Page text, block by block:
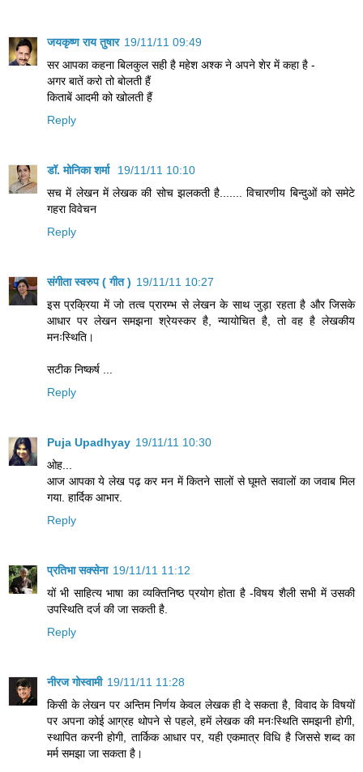
जयकृष्ण राय तुषार 19/11/11 09:49
सर आपका कहना बिलकुल सही है महेश अश्क ने अपने शेर में कहा है -
अगर बातें करो तो बोलती हैं
किताबें आदमी को खोलती हैं
Reply
डॉ. मोनिका शर्मा
19/11/11 10:10
सच में लेखन में लेखक की सोच झलकती है....... विचारणीय बिन्दुओं को समेटे
गहरा विवेचन
Reply
संगीता स्वरुप ( गीत ) 19/11/11 10:27
इस प्रक्रिया में जो तत्व प्रारम्भ से लेखन के साथ जुड़ा रहता है और जिसके
आधार पर लेखन समझना श्रेयस्कर है, न्यायोचित है, तो वह है लेखकीय
मनःस्थिति।
सटीक निष्कर्ष ...
Reply
Puja Upadhyay 19/11/11 10:30
ओह...
आज आपका ये लेख पढ़ कर मन में कितने सालों से घूमते सवालों का जवाब मिल
गया. हार्दिक आभार.
Reply
प्रतिभा सक्सेना 19/11/11 11:12
यों भी साहित्य भाषा का व्यक्तिनिष्ठ प्रयोग होता है -विषय शैली सभी में उसकी
उपस्थिति दर्ज की जा सकती है.
Reply
नीरज गोस्वामी 19/11/11 11:28
किसी के लेखन पर अन्तिम निर्णय केवल लेखक ही दे सकता है, विवाद के विषयों
पर अपना कोई आग्रह थोपने से पहले, हमें लेखक की मनःस्थिति समझनी होगी,
स्थापित करनी होगी, तार्किक आधार पर, यही एकमात्र विधि है जिससे शब्द का
मर्म समझा जा सकता है।